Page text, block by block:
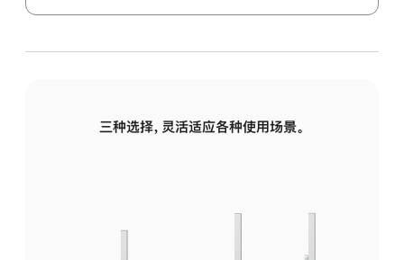
三种选择，灵活适应各种使用场景。